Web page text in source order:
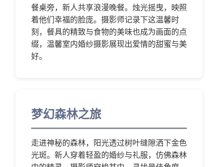
餐桌旁，新人共享浪漫晚餐。烛光摇曳，映照
着他们幸福的脸庞。摄影师记录下这温馨时
刻，餐具的精致与食物的美味也成为画面的点
缀，温馨室内婚纱摄影展现出爱情的甜蜜与美
好。
梦幻森林之旅
走进神秘的森林，阳光透过树叶缝隙洒下金色
光斑。新人穿着轻盈的婚纱与礼服，仿佛森林